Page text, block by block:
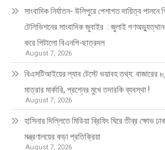
সাংবাদিক নির্যাতন- উলিপুরে পেশাগত দায়িত্ব পালনে
টেলিভিশনের সাংবাদিক জুবাইর : জুলাই গণঅভ্যুত্থান
করে পিটালো বিএনপি-ছাত্রদল
August 7, 2026
বিএসটিআইয়ের ল্যাব টেস্টে ভয়াবহ তথ্য: বাজারের ৮
মাত্রার মার্কারি, প্রশ্নের মুখে তদারকি ব্যবস্থা !
August 7, 2026
হাসিনার দিল্লিতে মিডিয়া ব্রিফিং ঘিরে তীব্র ক্ষোভ
মন্ত্রণালয়ের কড়া প্রতিক্রিয়া
August 7, 2026